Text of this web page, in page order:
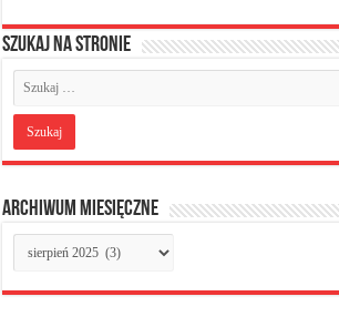
Szukaj na stronie
Archiwum miesięczne
Archiwum
miesięczne